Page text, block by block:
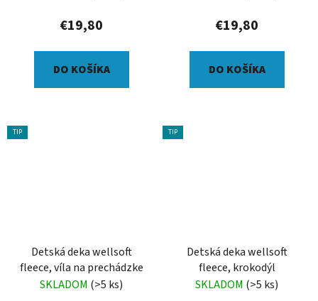
€19,80
DO KOŠÍKA
€19,80
DO KOŠÍKA
TIP
Detská deka wellsoft
fleece, víla na prechádzke
SKLADOM (>5 ks)
TIP
Detská deka wellsoft
fleece, krokodýl
SKLADOM (>5 ks)